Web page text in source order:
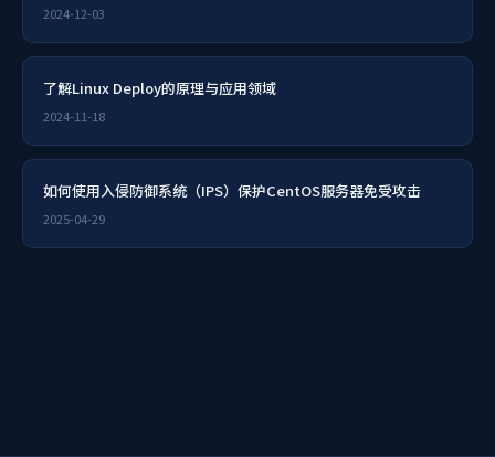
2024-12-03
了解Linux Deploy的原理与应用领域
2024-11-18
如何使用入侵防御系统（IPS）保护CentOS服务器免受攻击
2025-04-29